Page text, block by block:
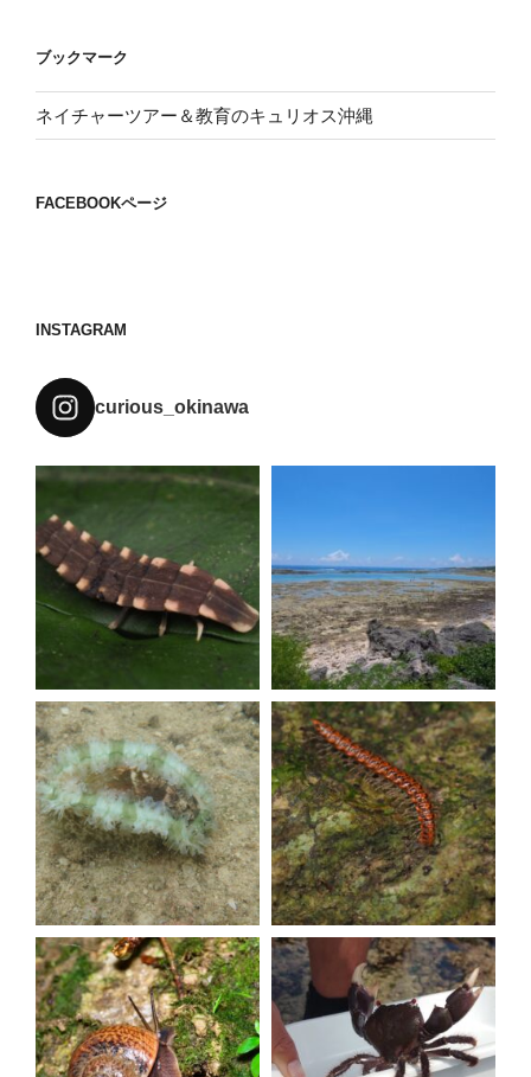
ブックマーク
ネイチャーツアー＆教育のキュリオス沖縄
FACEBOOKページ
INSTAGRAM
curious_okinawa